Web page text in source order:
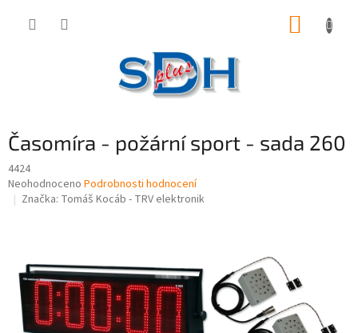
Časomíra - požární sport - sada 260
4424
Průměrné
hodnocení
hvězdiček.
Neohodnoceno Podrobnosti hodnocení
Značka: Tomáš Kocáb - TRV elektronik